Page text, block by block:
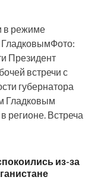
в режиме
Президент
встречи с
губернатора
Гладковым
регионе. Встреча
из-за